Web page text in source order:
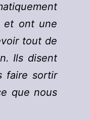
et ont une
tout de
Ils disent
faire sortir
que nous